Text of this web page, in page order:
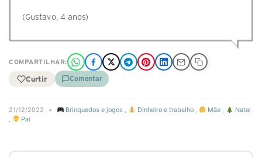
(Gustavo, 4 anos)
COMPARTILHAR:
Curtir Comentar
21/12/2022 • Brinquedos e jogos , Dinheiro e trabalho, Mãe ,
Natal
,
Pai